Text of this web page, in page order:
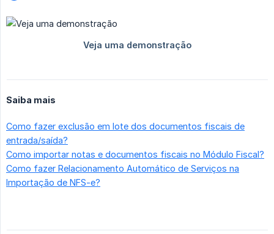
Saiba mais
Como fazer exclusão em lote dos documentos fiscais de
entrada/saída?
Como importar notas e documentos fiscais no Módulo Fiscal?
Como fazer Relacionamento Automático de Serviços na
Importação de NFS-e?